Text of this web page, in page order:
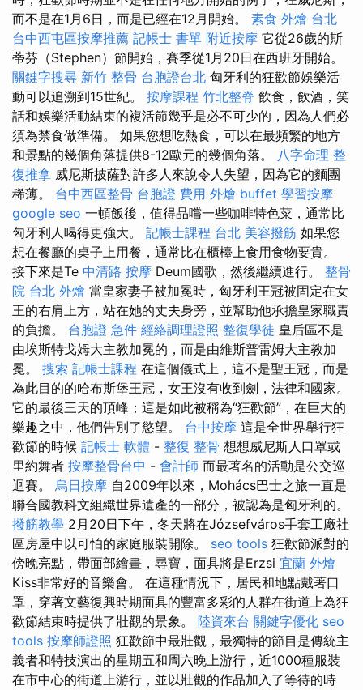
而不是在1月6日，而是已經在12月開始。 素食 外燴 台北
台中西屯區按摩推薦 記帳士 書單 附近按摩 它從26歲的斯
蒂芬（Stephen）節開始，賽季從1月20日在西班牙開始。
關鍵字搜尋 新竹 整骨 台胞證台北 匈牙利的狂歡節娛樂活
動可以追溯到15世紀。 按摩課程 竹北整脊 飲食，飲酒，笑
話和娛樂活動結束的複活節幾乎是必不可少的，因為人們必
須為禁食做準備。 如果您想吃熱食，可以在最頻繁的地方
和景點的幾個角落提供8-12歐元的幾個角落。 八字命理 整
復推拿 威尼斯披薩對許多人來說令人失望，因為它的麵團
稀薄。 台中西區整骨 台胞證 費用 外燴 buffet 學習按摩
google seo 一頓飯後，值得品嚐一些咖啡特色菜，通常比
匈牙利人喝得更強大。 記帳士課程 台北 美容撥筋 如果您
想在餐廳的桌子上用餐，通常比在櫃檯上食用食物要貴。
接下來是Te 中清路 按摩 Deum國歌，然後繼續進行。 整骨
院 台北 外燴 當皇家妻子被加冕時，匈牙利王冠被固定在女
王的右肩上方，站在她的丈夫身旁，並幫助他承擔皇家職責
的負擔。 台胞證 急件 經絡調理證照 整復學徒 皇后區不是
由埃斯特戈姆大主教加冕的，而是由維斯普雷姆大主教加
冕。 搜索 記帳士課程 在這個儀式上，這不是聖王冠，而是
為此目的的哈布斯堡王冠，女王沒有收到劍，法律和國家。
它的最後三天的頂峰；這是如此被稱為“狂歡節”，在巨大的
樂趣之中，他們告別了慾望。 台中按摩 這是全世界舉行狂
歡節的時候 記帳士 軟體 - 整復 整骨 想想威尼斯人口罩或
里約舞者 按摩整骨台中 - 會計師 而最著名的活動是公交巡
迴賽。 烏日按摩 自2009年以來，Mohács巴士之旅一直是
聯合國教科文組織世界遺產的一部分，被認為是匈牙利的。
撥筋教學 2月20日下午，冬天將在Józsefváros手套工廠社
區房屋中以可怕的家庭服裝開除。 seo tools 狂歡節派對的
傍晚亮點，帶面部繪畫，尋寶，面具將是Erzsi 宜蘭 外燴
Kiss非常好的音樂會。 在這種情況下，居民和地點戴著口
罩，穿著文藝復興時期面具的豐富多彩的人群在街道上為狂
歡節結束時提供了壯觀的景象。 陸資來台 關鍵字優化 seo
tools 按摩師證照 狂歡節中最壯觀，最獨特的節目是傳統主
義者和特技演出的星期五和周六晚上游行，近1000種服裝
在市中心的街道上游行，並以壯觀的作品加入了等待的時